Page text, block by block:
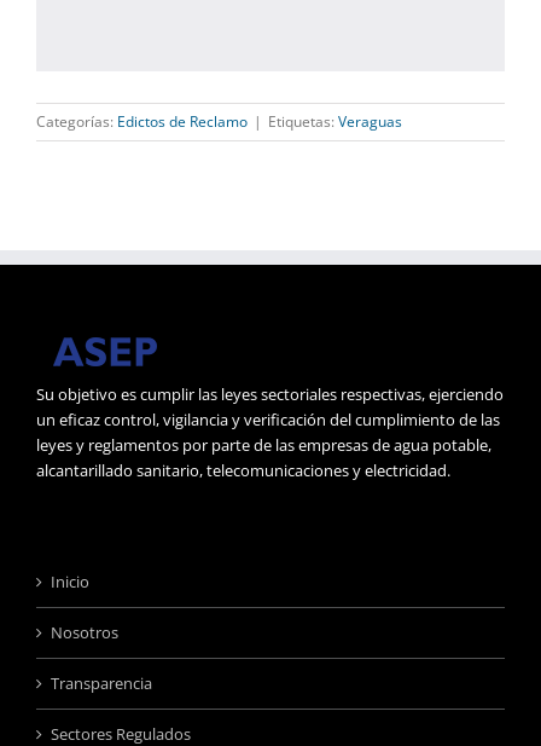
Categorías: Edictos de Reclamo | Etiquetas: Veraguas
Su objetivo es cumplir las leyes sectoriales respectivas, ejerciendo
un eficaz control, vigilancia y verificación del cumplimiento de las
leyes y reglamentos por parte de las empresas de agua potable,
alcantarillado sanitario, telecomunicaciones y electricidad.
Inicio
Nosotros
Transparencia
Sectores Regulados